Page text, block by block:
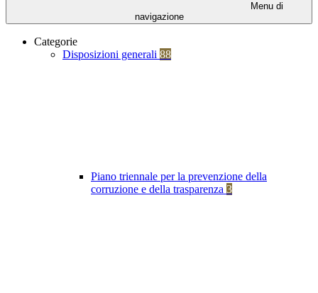
Menu di
navigazione
Categorie
Disposizioni generali 88
Piano triennale per la prevenzione della
corruzione e della trasparenza 3